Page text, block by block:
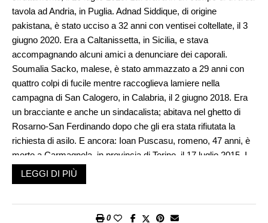
tavola ad Andria, in Puglia. Adnad Siddique, di origine
pakistana, è stato ucciso a 32 anni con ventisei coltellate, il 3
giugno 2020. Era a Caltanissetta, in Sicilia, e stava
accompagnando alcuni amici a denunciare dei caporali.
Soumalia Sacko, malese, è stato ammazzato a 29 anni con
quattro colpi di fucile mentre raccoglieva lamiere nella
campagna di San Calogero, in Calabria, il 2 giugno 2018. Era
un bracciante e anche un sindacalista; abitava nel ghetto di
Rosarno-San Ferdinando dopo che gli era stata rifiutata la
richiesta di asilo. E ancora: Ioan Puscasu, romeno, 47 anni, è
morto a Carmagnola, in provincia di Torino, il 17 luglio 2015. I
maltrattamenti lo avevano consumato: pochissimi i denti
rimasti; una cicatrice all’addome per un’operazione di ernia; un
cronica. I suoi caporali hanno spostato il corpo senza vita per
LEGGI DI PIÙ
0